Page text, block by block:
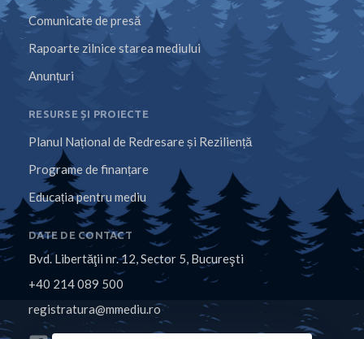
Comunicate de presă
Rapoarte zilnice starea mediului
Anunțuri
RESURSE ȘI PROIECTE
Planul Național de Redresare și Reziliență
Programe de finanțare
Educația pentru mediu
DATE DE CONTACT
Bvd. Libertăţii nr. 12, Sector 5, Bucureşti
+40 214 089 500
registratura@mmediu.ro